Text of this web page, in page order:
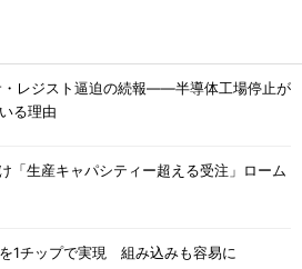
・レジスト逼迫の続報――半導体工場停止が
る理由
「生産キャパシティー超える受注」ローム
1チップで実現 組み込みも容易に